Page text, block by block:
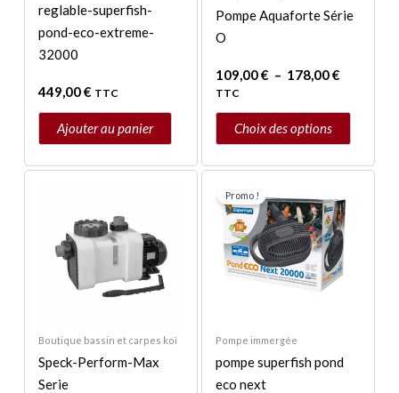
reglable-superfish-
pond-eco-extreme-
32000
449,00€ TTC
Ajouter au panier
Pompe Aquaforte Série
O
109,00€ – 178,00€
TTC
Choix des options
page
du
produit
Boutique bassin et carpes koï
Speck-Perform-Max
Serie
Promo !
Pompe immergée
pompe superfish pond
eco next
prix :
55,00 €
à
262,00 €
produit
plusieurs
variations.
peuvent
être
choisies